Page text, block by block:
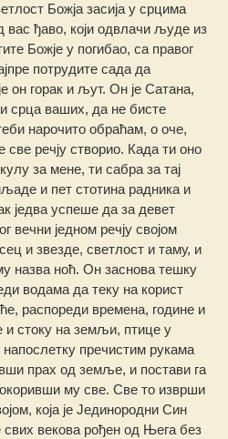
Божја засија у срцима
ђаво, који одвлачи људе из
Божје у погибао, са правог
потрудите сада да
он горак и љут. Он је Сатана,
срца ваших, да не бисте
нарочито обраћам, о оче,
све речју створио. Када ти оно
за мене, ти сабра за тај
и пет стотина радника и
једва успеше да за девет
вечни једном речју својом
и звезде, светлост и таму, и
назва ноћ. Он заснова тешку
водама да теку на корист
распореди времена, године и
стоку на земљи, птице у
пречистим рукама
прах од земље, и постави га
му cве. Све то изврши
која је Јединородни Син
векова рођен од Њега без